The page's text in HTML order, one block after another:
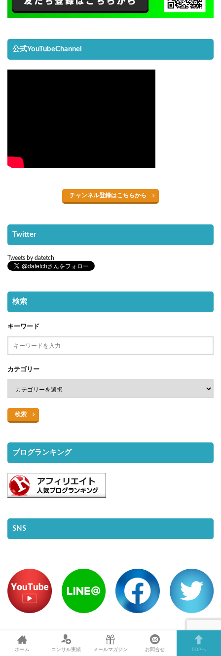
公式YouTubeChannel
チャンネル登録はこちらから
Twitter
Tweets by datetch
検索
キーワード
カテゴリー
検索
ブログランキング
SNS
ホーム コンサル実績 メールマガジン お問合せ TOPへ